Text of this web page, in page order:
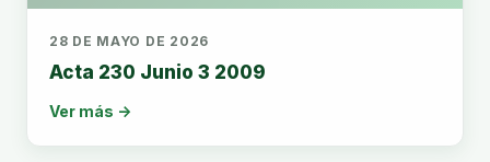
28 DE MAYO DE 2026
Acta 230 Junio 3 2009
Ver más →